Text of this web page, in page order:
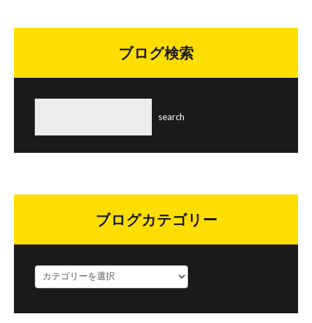
ブログ検索
ブログカテゴリー
ロ